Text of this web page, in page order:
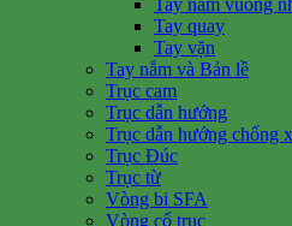
Tay quay
Tay vặn
Tay nắm và Bản lề
Trục cam
Trục dẫn hướng
Trục dẫn hướng chống
Trục Đúc
Trục từ
Vòng bi SFA
Vòng cổ trục